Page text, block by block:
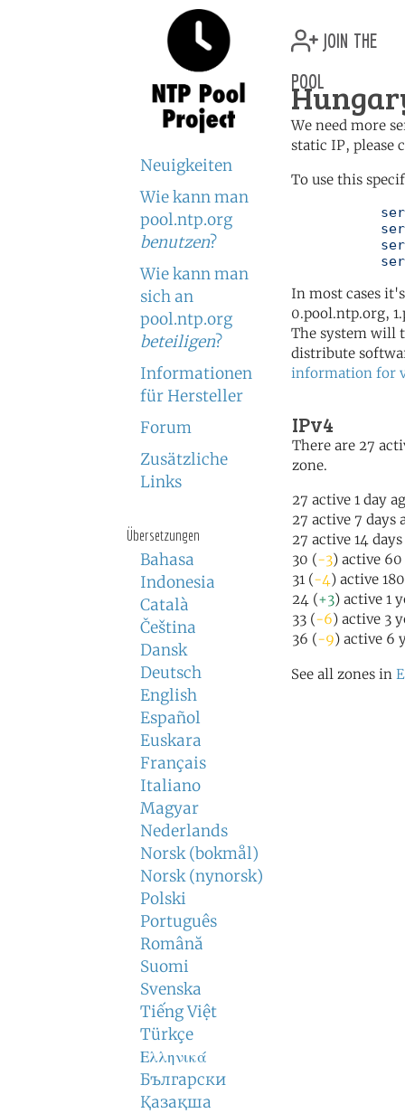
Neuigkeiten
Wie kann man
pool.ntp.org
benutzen?
Wie kann man
sich an
pool.ntp.org
beteiligen?
Informationen
für Hersteller
Forum
Zusätzliche
Links
Übersetzungen
Bahasa
Indonesia
Català
Čeština
Dansk
Deutsch
English
Español
Euskara
Français
Italiano
Magyar
Nederlands
Norsk (bokmål)
Norsk (nynorsk)
Polski
Português
Română
Suomi
Svenska
Tiếng Việt
Türkçe
Ελληνικά
Български
Қазақша
join the
pool
We need more
static IP, please
To use this
In most cases
0.pool.ntp.org,
The system will
distribute
information for
IPv4
There are 27
zone.
27 active 1 day
27 active 7 days
27 active 14
30 (-3) active 60
31 (-4) active
24 (+3) active 1
33 (-6) active 3
36 (-9) active 6
See all zones in